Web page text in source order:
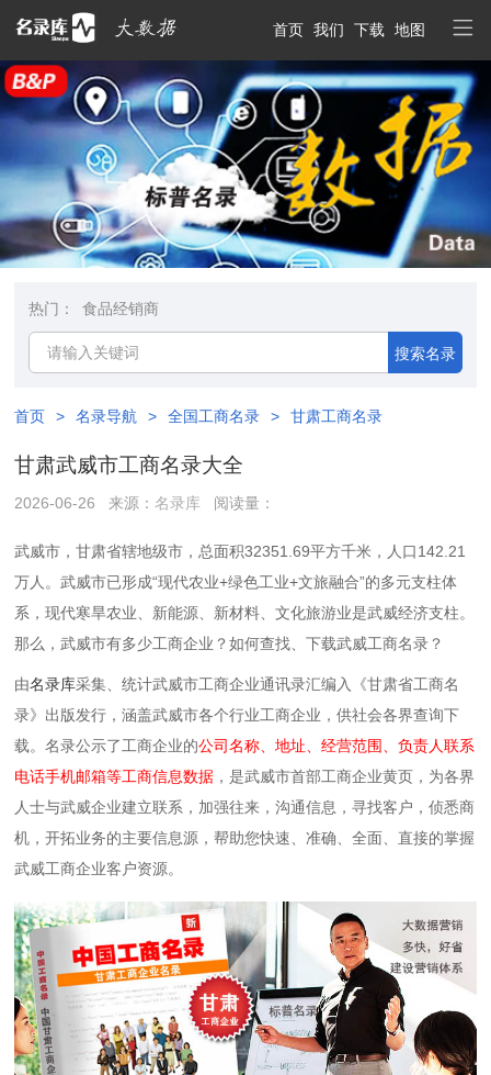
首页 我们 下载 地图
热门： 食品经销商
搜索名录
首页 > 名录导航 > 全国工商名录 > 甘肃工商名录
甘肃武威市工商名录大全
2026-06-26 来源：名录库 阅读量：
武威市，甘肃省辖地级市，总面积32351.69平方千米，人口142.21
万人。武威市已形成‌“现代农业+绿色工业+文旅融合”‌的多元支柱体
系，现代寒旱农业、新能源、新材料、文化旅游业是武威经济支柱。
那么，武威市有多少工商企业？如何查找、下载武威工商名录？
由名录库采集、统计武威市工商企业通讯录汇编入《甘肃省工商名
录》出版发行，涵盖武威市各个行业工商企业，供社会各界查询下
载。名录公示了工商企业的公司名称、地址、经营范围、负责人联系
电话手机邮箱等工商信息数据 ，是武威市首部工商企业黄页，为各界
人士与武威企业建立联系，加强往来，沟通信息，寻找客户，侦悉商
机，开拓业务的主要信息源，帮助您快速、准确、全面、直接的掌握
武威工商企业客户资源。